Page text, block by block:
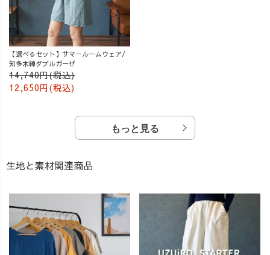
【選べるセット】サマールームウェア/
知多木綿ダブルガーゼ
14,740円(税込)
12,650円(税込)
もっと見る
生地と素材関連商品